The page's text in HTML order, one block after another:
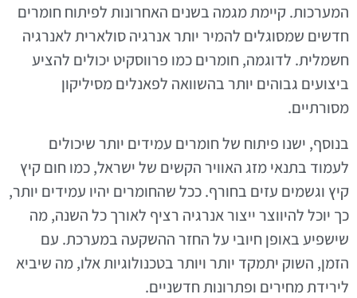
המערכות. קיימת מגמה בשנים האחרונות לפיתוח חומרים
חדשים שמסוגלים להמיר יותר אנרגיה סולארית לאנרגיה
חשמלית. לדוגמה, חומרים כמו פרווסקיט יכולים להציע
ביצועים גבוהים יותר בהשוואה לפאנלים מסיליקון
מסורתיים.
בנוסף, ישנו פיתוח של חומרים עמידים יותר שיכולים
לעמוד בתנאי מזג האוויר הקשים של ישראל, כמו חום קיץ
קיץ וגשמים עזים בחורף. ככל שהחומרים יהיו עמידים יותר,
כך יוכל להיווצר ייצור אנרגיה רציף לאורך כל השנה, מה
שישפיע באופן חיובי על החזר ההשקעה במערכת. עם
הזמן, השוק יתמקד יותר ויותר בטכנולוגיות אלו, מה שיביא
לירידת מחירים ופתרונות חדשניים.